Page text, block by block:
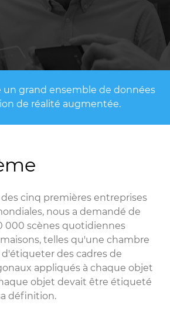
un grand ensemble de données
de réalité augmentée.
cinq premières entreprises
nous a demandé de
000 scènes quotidiennes
telles qu'une chambre
des cadres de
appliqués à chaque objet
objet devait être étiqueté
définition.